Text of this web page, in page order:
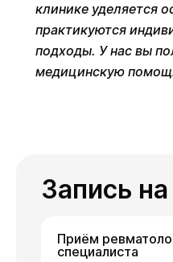
клинике уделяется
практикуются
подходы. У нас вы
медицинскую
Запись
Приём
специалиста